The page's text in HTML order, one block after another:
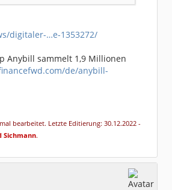
digitaler-…e-1353272/
Anybill sammelt 1,9 Millionen
de/anybill-
bearbeitet. Letzte Editierung: 30.12.2022 -
Sichmann.